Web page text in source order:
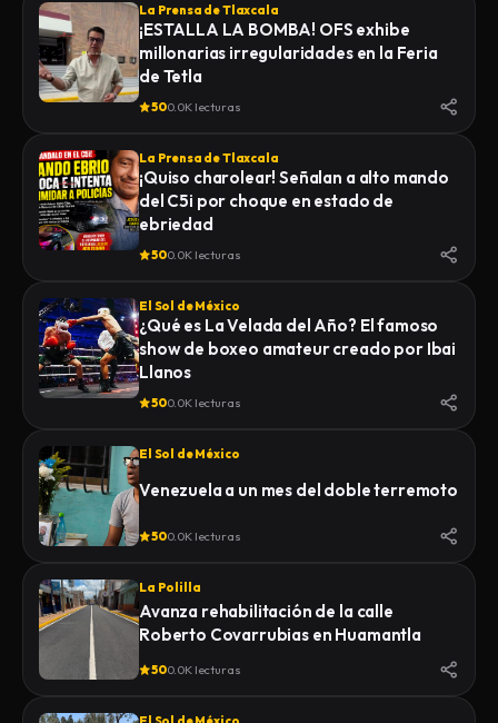
La Prensa de Tlaxcala
¡ESTALLA LA BOMBA! OFS exhibe
millonarias irregularidades en la Feria
de Tetla
500.0K lecturas
La Prensa de Tlaxcala
¡Quiso charolear! Señalan a alto mando
del C5i por choque en estado de
ebriedad
500.0K lecturas
El Sol de México
¿Qué es La Velada del Año? El famoso
show de boxeo amateur creado por Ibai
Llanos
500.0K lecturas
El Sol de México
Venezuela a un mes del doble terremoto
500.0K lecturas
La Polilla
Avanza rehabilitación de la calle
Roberto Covarrubias en Huamantla
500.0K lecturas